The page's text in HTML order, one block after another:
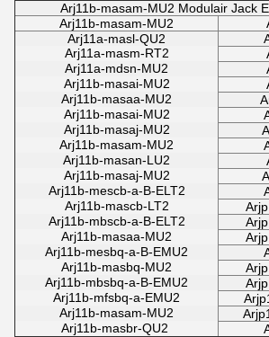
Arj11b-masam-MU2 Modulair Jack
Arj11b-masam-MU2
Arj11a-masl-QU2
Arj11a-masm-RT2
Arj11a-mdsn-MU2
Arj11b-masai-MU2
Arj11b-masaa-MU2
Arj11b-masai-MU2
Arj11b-masaj-MU2
Arj11b-masam-MU2
Arj11b-masan-LU2
Arj11b-masaj-MU2
Arj11b-mescb-a-B-ELT2
Arj11b-mascb-LT2
Arj11b-mbscb-a-B-ELT2
Arj11b-masaa-MU2
Arj11b-mesbq-a-B-EMU2
Arj11b-masbq-MU2
Arj11b-mbsbq-a-B-EMU2
Arj11b-mfsbq-a-EMU2
Arj11b-masam-MU2
Arj11b-masbr-QU2